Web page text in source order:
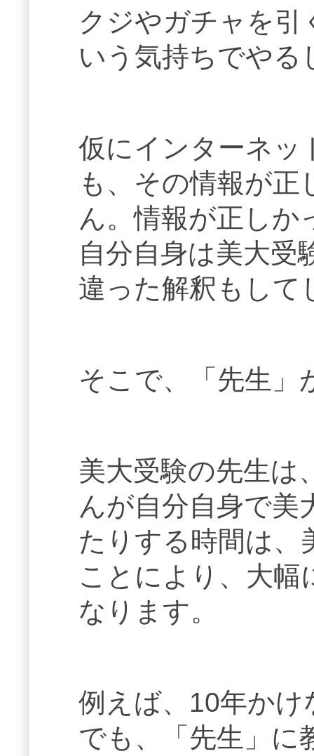
クジやガチャを
いう気持ちでや
仮にインターネッ
も、その情報が
ん。情報が正しか
自分自身は美大受
違った解釈もして
そこで、「先生」
美大受験の先生は
んが自分自身で美
たりする時間は、
ことにより、大
なります。
例えば、10年か
でも、「先生」に